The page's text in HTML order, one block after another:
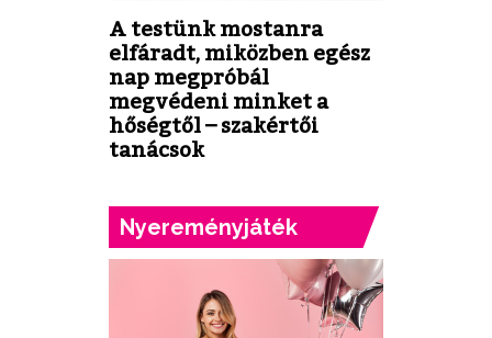
A testünk mostanra
elfáradt, miközben egész
nap megpróbál
megvédeni minket a
hőségtől – szakértői
tanácsok
Nyereményjáték